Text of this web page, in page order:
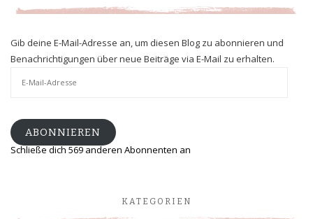
Gib deine E-Mail-Adresse an, um diesen Blog zu abonnieren und
Benachrichtigungen über neue Beiträge via E-Mail zu erhalten.
ABONNIEREN
Schließe dich 569 anderen Abonnenten an
KATEGORIEN